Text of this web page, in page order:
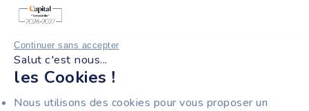
Continuer sans accepter
Salut c'est nous...
les Cookies !
Nous utilisons des cookies pour vous proposer un
Récompensée par Capital, catégorie Meilleure Plateforme
en Ligne Comptabilité 2026-2027.